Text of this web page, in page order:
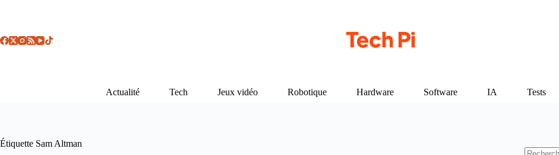
Actualité Tech Jeux vidéo Robotique Hardware Software IA Tests
Étiquette Sam Altman